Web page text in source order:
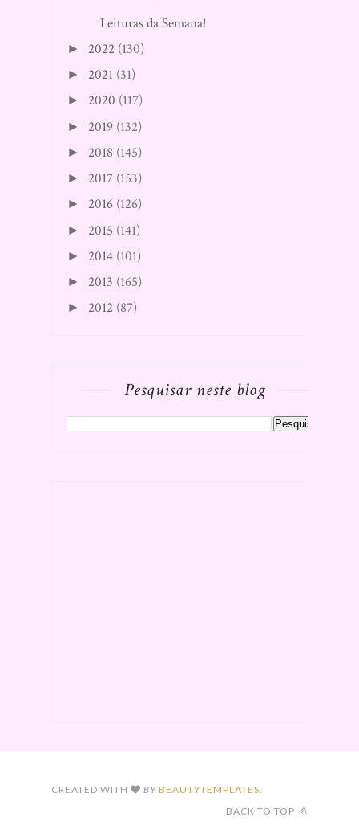
Leituras da Semana!
► 2022 (130)
► 2021 (31)
► 2020 (117)
► 2019 (132)
► 2018 (145)
► 2017 (153)
► 2016 (126)
► 2015 (141)
► 2014 (101)
► 2013 (165)
► 2012 (87)
Pesquisar neste blog
CREATED WITH BY BEAUTYTEMPLATES.
BACK TO TOP